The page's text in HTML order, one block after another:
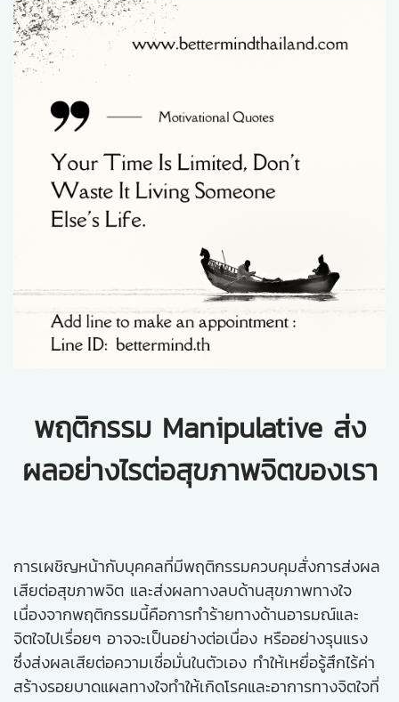
พฤติกรรม Manipulative ส่ง
ผลอย่างไรต่อสุขภาพจิตของเรา
การเผชิญหน้ากับบุคคลที่มีพฤติกรรมควบคุมสั่งการส่งผล
เสียต่อสุขภาพจิต และส่งผลทางลบด้านสุขภาพทางใจ
เนื่องจากพฤติกรรมนี้คือการทำร้ายทางด้านอารมณ์และ
จิตใจไปเรื่อยๆ อาจจะเป็นอย่างต่อเนื่อง หรืออย่างรุนแรง
ซึ่งส่งผลเสียต่อความเชื่อมั่นในตัวเอง ทำให้เหยื่อรู้สึกไร้ค่า
สร้างรอยบาดแผลทางใจทำให้เกิดโรคและอาการทางจิตใจที่